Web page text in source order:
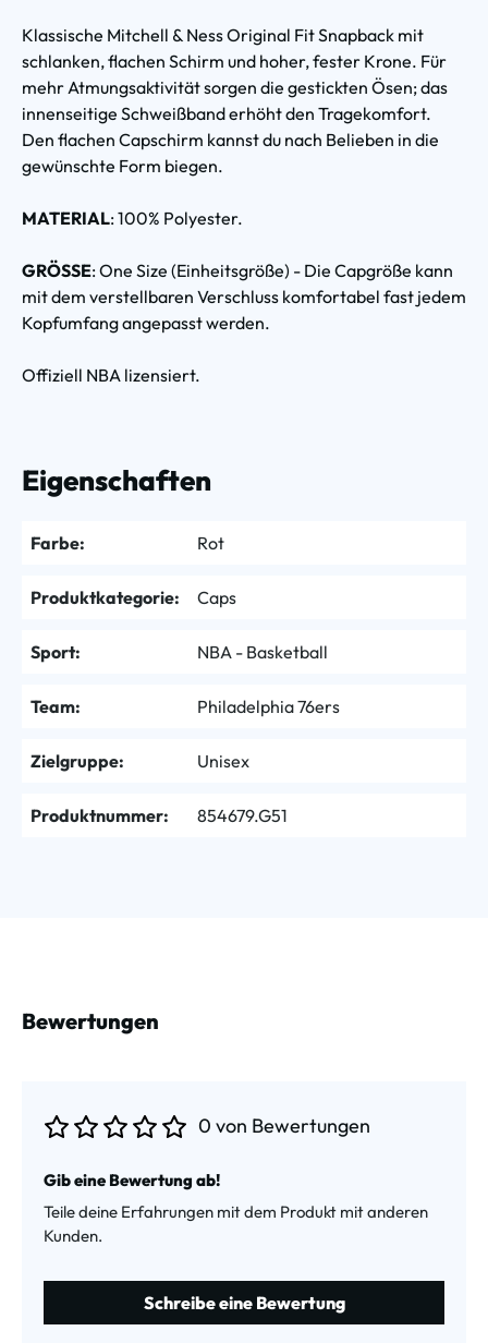
Klassische Mitchell & Ness Original Fit Snapback mit
schlanken, flachen Schirm und hoher, fester Krone. Für
mehr Atmungsaktivität sorgen die gestickten Ösen; das
innenseitige Schweißband erhöht den Tragekomfort.
Den flachen Capschirm kannst du nach Belieben in die
gewünschte Form biegen.
MATERIAL: 100% Polyester.
GRÖSSE: One Size (Einheitsgröße) - Die Capgröße kann
mit dem verstellbaren Verschluss komfortabel fast jedem
Kopfumfang angepasst werden.
Offiziell NBA lizensiert.
Eigenschaften
Farbe: Rot
Produktkategorie: Caps
Sport: NBA - Basketball
Team: Philadelphia 76ers
Zielgruppe: Unisex
Produktnummer: 854679.G51
Bewertungen
0 von Bewertungen
Gib eine Bewertung ab!
Teile deine Erfahrungen mit dem Produkt mit anderen
Kunden.
Schreibe eine Bewertung